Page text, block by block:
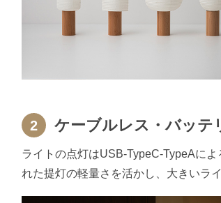
2 ケーブルレス・バッテ
ライトの点灯はUSB-TypeC-TypeAに
れた提灯の軽量さを活かし、大きいラ